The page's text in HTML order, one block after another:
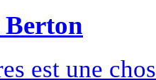
est une